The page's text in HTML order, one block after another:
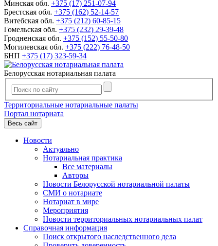
Минская обл. +375 (17) 251-07-94
Брестская обл. +375 (162) 52-14-57
Витебская обл. +375 (212) 60-85-15
Гомельская обл. +375 (232) 29-39-48
Гродненская обл. +375 (152) 55-50-80
Могилевская обл. +375 (222) 76-48-50
БНП +375 (17) 323-59-34
Белорусская нотариальная палата
Территориальные нотариальные палаты
Портал нотариата
Весь сайт
Новости
Актуально
Нотариальная практика
Все материалы
Авторы
Новости Белорусской нотариальной палаты
СМИ о нотариате
Нотариат в мире
Мероприятия
Новости территориальных нотариальных палат
Справочная информация
Поиск открытого наследственного дела